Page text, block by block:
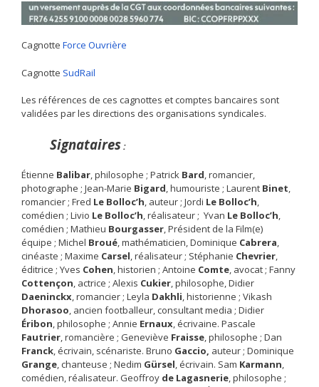
Cagnotte Force Ouvrière
Cagnotte SudRail
Les références de ces cagnottes et comptes bancaires sont
validées par les directions des organisations syndicales.
Signataires:
Étienne Balibar, philosophe ; Patrick Bard, romancier,
photographe ; Jean-Marie Bigard, humouriste ; Laurent Binet,
romancier ; Fred Le Bolloc’h, auteur ; Jordi Le Bolloc’h,
comédien ; Livio Le Bolloc’h, réalisateur ; Yvan Le Bolloc’h,
comédien ; Mathieu Bourgasser, Président de la Film(e)
équipe ; Michel Broué, mathématicien, Dominique Cabrera,
cinéaste ; Maxime Carsel, réalisateur ; Stéphanie Chevrier,
éditrice ; Yves Cohen, historien ; Antoine Comte, avocat ; Fanny
Cottençon, actrice ; Alexis Cukier, philosophe, Didier
Daeninckx, romancier ; Leyla Dakhli, historienne ; Vikash
Dhorasoo, ancien footballeur, consultant media ; Didier
Éribon, philosophe ; Annie Ernaux, écrivaine. Pascale
Fautrier, romancière ; Geneviève Fraisse, philosophe ; Dan
Franck, écrivain, scénariste. Bruno Gaccio, auteur ; Dominique
Grange, chanteuse ; Nedim Gürsel, écrivain. Sam Karmann,
comédien, réalisateur. Geoffroy de Lagasnerie, philosophe ;